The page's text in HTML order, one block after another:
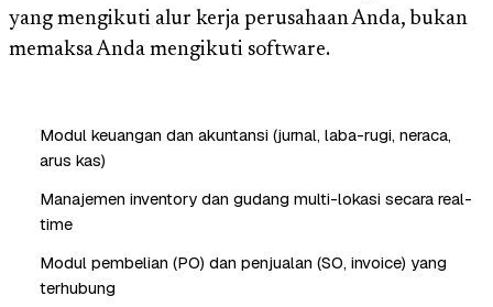
yang mengikuti alur kerja perusahaan Anda, bukan
memaksa Anda mengikuti software.
Modul keuangan dan akuntansi (jurnal, laba-rugi, neraca,
arus kas)
Manajemen inventory dan gudang multi-lokasi secara real-
time
Modul pembelian (PO) dan penjualan (SO, invoice) yang
terhubung